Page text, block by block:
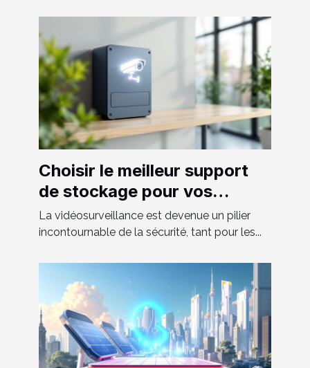
Choisir le meilleur support
de stockage pour vos
besoins en vidéosurveillance
La vidéosurveillance est devenue un pilier
incontournable de la sécurité, tant pour les...